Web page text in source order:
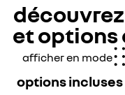
et options
afficher en mode
options incluses